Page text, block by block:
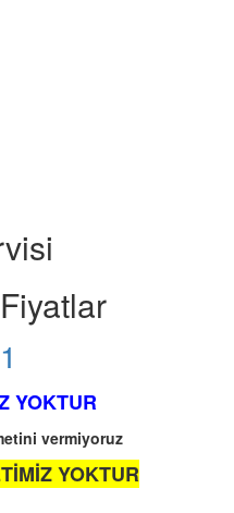
YOKTUR
vermiyoruz
YOKTUR